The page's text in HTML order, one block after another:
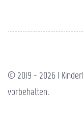
© 2019 - 2026 |
vorbehalten.